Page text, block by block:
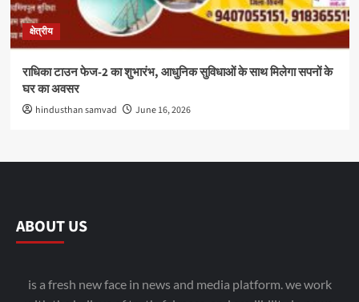
क्षेत्रीय
राधिका टाउन फेज-2 का शुभारंभ, आधुनिक सुविधाओं के साथ मिलेगा सपनों के
घर का अवसर
hindusthan samvad June 16, 2026
ABOUT US
is a fresh new face in news and media platform. we work